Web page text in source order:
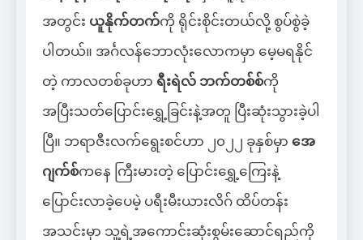
အတွင်း ယူနိုက်တက်ကို ရိုင်းစိုင်းတယ်လို့ စွပ်စွဲခဲ့
ပါတယ်။ အင်္ဂလန်ဘောလုံးလောကမှာ မေ့မရနိုင်
တဲ့ ကာလတစ်ခုဟာ ရီးရဲလ် ဘက်တစ်စ်ကို
အပြီးသတ်ပြောင်းရွှေ့ခြင်းနဲ့အတူ ပြီးဆုံးသွားခဲ့ပါ
ပြီ။ ဘရာဇီးလက်ရွေးစင်ဟာ ၂၀၂၂ ခုနှစ်မှာ အေ
ဂျက်စ်ကနေ ကြီးမားတဲ့ ပြောင်းရွှေ့ကြေးနဲ့
ပြောင်းလာခဲ့ပေမဲ့ ပရီးမီးယားလိဂ် ထိပ်တန်း
အသင်းမှာ သူ့ရဲ့အကောင်းဆုံးစွမ်းဆောင်ရည်ကို